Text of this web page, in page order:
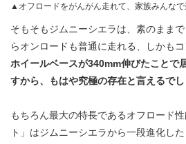
▲オフロードをがんがん走れて、家族みんな
そもそもジムニーシエラは、素のまま
らオンロードも普通に走れる、しかも
ホイールベースが340mm伸びたことで
すから、もはや究極の存在と言えるでし
もちろん最大の特長であるオフロード
ト」はジムニーシエラから一段進化し